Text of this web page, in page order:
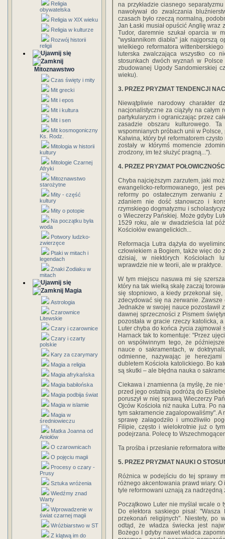
Religia
obywatelska
Religia w XIX wieku
Religia w kulturze
Rozwój historii
religii
Mitoznawstwo
Czas święty i mity
Mit grecki
Mit i epos
Mit i kultura
Mit i sen
Mit kosmogoniczny
Ks. Rodz.
Mitologia w historii
kultury
Mitologie Czarnej
Afryki
Mitoznawstwo
starożytne
Mity - część
kultury
Mity o potopie
Na początku była
woda
Potwory ludzko-
zwierzęce
Ptaki w mitach i
legendach
Znaki Zodiaku w
mitach
Magia
Astrologia
Czarownice
Litewskie
Czary i czarownice
Czary i czarty
polskie
Kary za czarymary
Magia a religia
Magia afrykańska
Magia babilońska
Magia podbija świat
Magia w islamie
Magia w
średniowieczu
Matka Joanna od
Aniołów
O czarownicach
O pojęciu magii
Procesy o czary -
Prusy
Sztuka wróżenia
Wiedźmy znad
Warty
Wprowadzenie w
świat czarnej magii
Wróżbiarstwo w ST
Z klątwą im do
na przykładzie ciasnego
nawoływał do zwalczania
czasach było rzeczą normalną,
Jan Łaski musiał opuścić Anglię wraz
Tudor, daremnie szukał oparcia w
"wysłannikom diabła" jak
wielkiego reformatora
luterska zwalczająca wszystko co
stosunkach dwóch wyznań w
zbudowanej Ugody Sandomierskiej
wieku).
3. PRZEZ PRYZMAT TENDENCJI
Niewątpliwie narodowy charakter
nacjonalistyczne za ciążyły na
partykularyzm i ograniczając przez
zasadzie obszaru kulturowego.
wspomnianych próbach unii w
Kalwina, który był reformatorem
zostały w którymś momencie
zrodzony, im też służyć pragną...").
4. PRZEZ PRYZMAT
Chyba najcięższym zarzutem, jaki
ewangelicko-reformowanego, jest
reformy po ostatecznym zerwaniu
zdaniem nie dość stanowczo i
rzymskiego dogmatyzmu i
o Wieczerzy Pańskiej. Może gdyby
1529 roku, ale w dwadzieścia lat
Kościołów ewangelickich...
Reformacja Lutra dążyła do
człowiekiem a Bogiem, także więc do
dzisiaj, w niektórych Kościołach
wprawdzie nie w teorii, ale w praktyce.
W tym miejscu nasuwa mi się
który na tak wielką skalę zaczaj
się stopniowo, a kiedy przekonał
zdecydować się na zerwanie.
Jednakże w swojej nauce pozostawił
dawnej sprzeczności z Pismem
pozostała w gracie rzeczy katolicka,
Luter chyba do końca życia
Harnack tak to komentuje: "Przez
on współwinnym tego, że
nauce o sakramentach, w
odmienne, nazywając je
dubletem Kościoła katolickiego. Bo
są skutki – ale błędna nauka o
Ciekawa i znamienna (a myślę, że
przed jego ostatnią podróżą do
poruszył w niej sprawą Wieczerzy
Ojców Kościoła niż nauka Lutra. Po
tym sakramencie zagalopowaliśmy". A
sprawę załagodziło i umożliwiło
Filipie, często i wielokrotnie już o
podejrzana. Polecę to
Ta prośba i przesłanie reformatora
5. PRZEZ PRYZMAT NAUKI O
Różnica w podejściu do tej sprawy
różnego akcentowania prawd wiary.
tyle reformowani uznają za nadrzędną
Początkowo Luter nie myślał wcale o
Do elektora saskiego pisał:
przekonań religijnych". Niestety, po
odtąd, że władza świecka jest
Bożego I gdyby nawet władca